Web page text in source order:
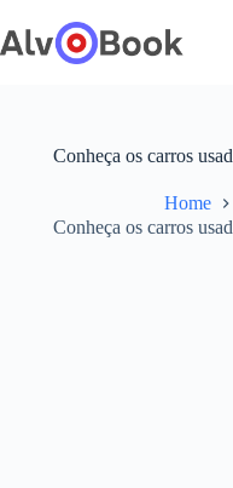
para
o
Conheça os carros
Home
Conheça os carros